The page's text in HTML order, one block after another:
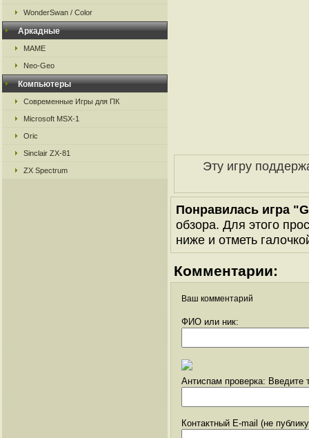
WonderSwan / Color
Аркадные
MAME
Neo-Geo
Компьютеры
Современные Игры для ПК
Microsoft MSX-1
Oric
Sinclair ZX-81
ZX Spectrum Эту игру
Понравилась игра
обзора. Для этого
ниже и отметь
Комментарии:
Ваш комментарий
ФИО или ник:
Антиспам проверка: Введите
Контактный E-mail (не